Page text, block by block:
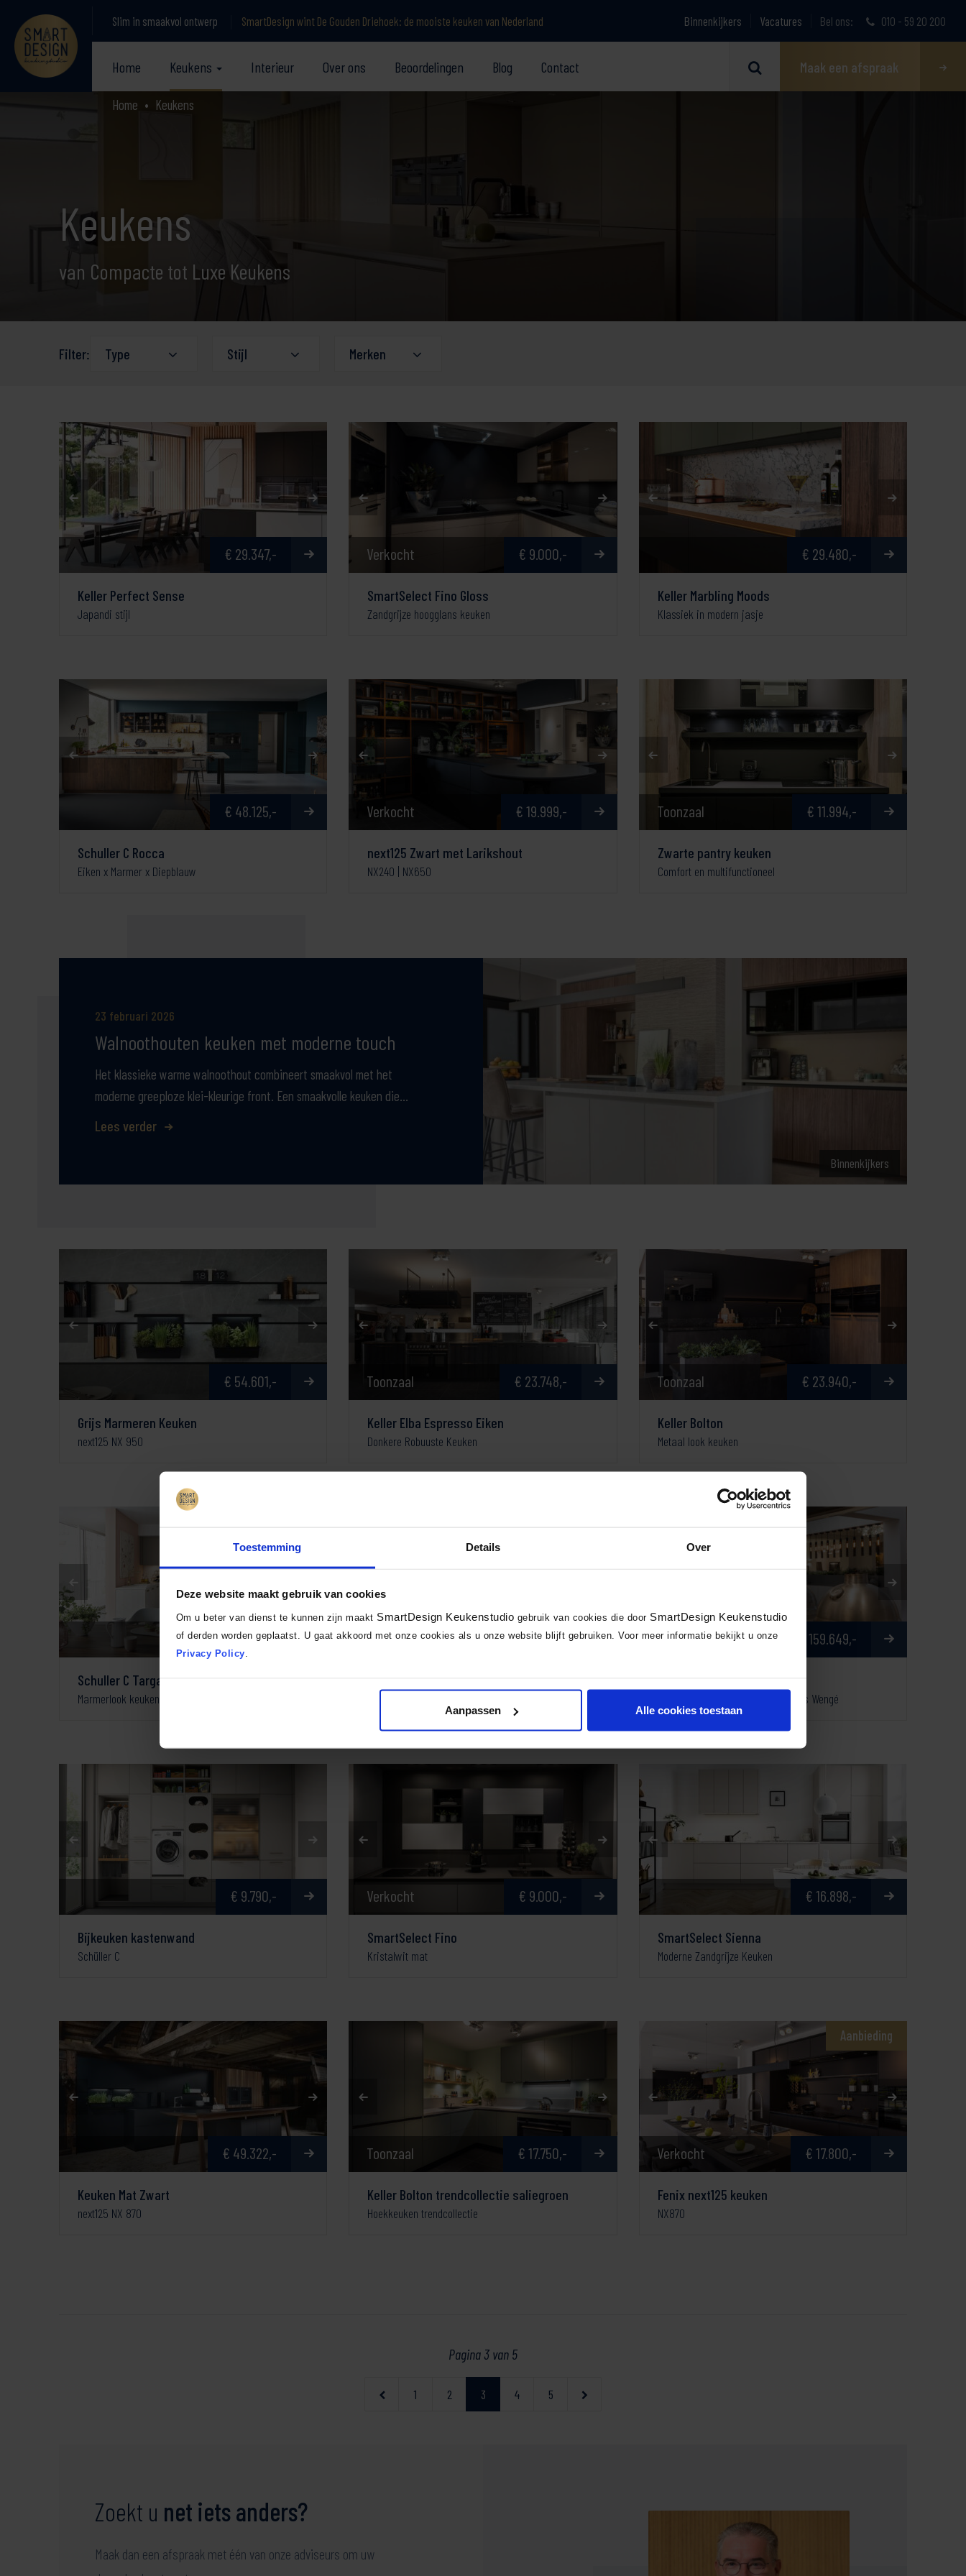
Toestemming Details Over
Deze website maakt gebruik van cookies
Om u beter van dienst te kunnen zijn maakt SmartDesign Keukenstudio gebruik van cookies die door SmartDesign Keukenstudio
of derden worden geplaatst. U gaat akkoord met onze cookies als u onze website blijft gebruiken. Voor meer informatie bekijkt u onze
Privacy Policy
Aanpassen Alle cookies toestaan
Slim in smaakvol ontwerp SmartDesign wint De Gouden Driehoek: de mooiste keuken van Nederland Bel ons: 010 - 59 20 200
Binnenkijkers Vacatures
Home Keukens Interieur Over ons Beoordelingen Blog Contact Maak een afspraak
Home Keukens
Keukens
van Compacte tot Luxe Keukens
Filter: Type Stijl Merken
€ 29.347,-
Keller Perfect Sense
Japandi stijl
Verkocht € 9.000,-
SmartSelect Fino Gloss
Zandgrijze hoogglans keuken
€ 29.480,-
Keller Marbling Moods
Klassiek in modern jasje
€ 48.125,-
Schuller C Rocca
Eiken x Marmer x Diepblauw
Verkocht € 19.999,-
next125 Zwart met Larikshout
NX240 | NX650
Toonzaal € 11.994,-
Zwarte pantry keuken
Comfort en multifunctioneel
Binnenkijkers
23 februari 2026
Walnoothouten keuken met moderne touch
Het klassieke warme walnoothout combineert smaakvol met het
moderne greeploze klei-kleurige front. Een smaakvolle keuken die…
Lees verder
€ 54.601,-
Grijs Marmeren Keuken
next125 NX 950
Toonzaal € 23.748,-
Keller Elba Espresso Eiken
Donkere Robuuste Keuken
Toonzaal € 23.940,-
Keller Bolton
Metaal look keuken
€ 23.644,-
Schuller C Targa & Siena
Marmerlook keuken
Toonzaal € 28.325,- Toonzaal € 159.649,-
Felix Bianco Kos en Pascal in Beits Wengé
€ 9.790,-
Bijkeuken kastenwand
Schüller C
Verkocht € 9.000,-
SmartSelect Fino
Kristalwit mat
€ 16.898,-
SmartSelect Sienna
Moderne Zandgrijze Keuken
€ 49.322,-
Keuken Mat Zwart
next125 NX 870
Toonzaal € 17.750,-
Keller Bolton trendcollectie saliegroen
Hoekkeuken trendcollectie
Aanbieding
Verkocht € 17.800,-
Fenix next125 keuken
NX870
Pagina 3 van 5
1 2 3 4 5
Zoekt u net iets anders?
Maak dan een afspraak met één van onze adviseurs om uw